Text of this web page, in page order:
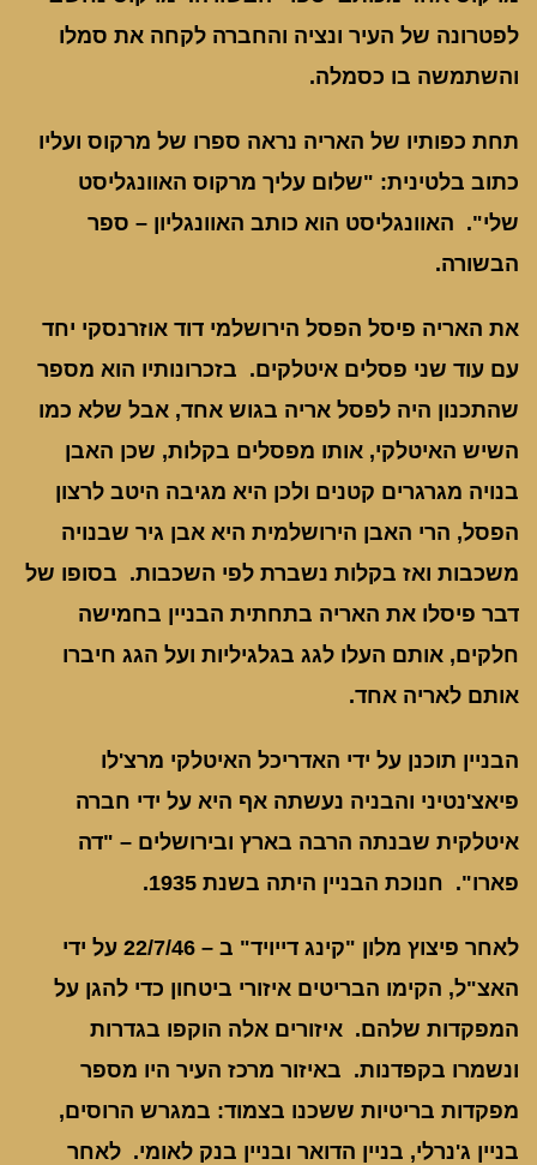
לפטרונה של העיר ונציה והחברה לקחה את סמלו
והשתמשה בו כסמלה.
תחת כפותיו של האריה נראה ספרו של מרקוס ועליו
כתוב בלטינית: "שלום עליך מרקוס האוונגליסט
שלי". האוונגליסט הוא כותב האוונגליון – ספר
הבשורה.
את האריה פיסל הפסל הירושלמי דוד אוזרנסקי יחד
עם עוד שני פסלים איטלקים. בזכרונותיו הוא מספר
שהתכנון היה לפסל אריה בגוש אחד, אבל שלא כמו
השיש האיטלקי, אותו מפסלים בקלות, שכן האבן
בנויה מגרגרים קטנים ולכן היא מגיבה היטב לרצון
הפסל, הרי האבן הירושלמית היא אבן גיר שבנויה
משכבות ואז בקלות נשברת לפי השכבות. בסופו של
דבר פיסלו את האריה בתחתית הבניין בחמישה
חלקים, אותם העלו לגג בגלגיליות ועל הגג חיברו
אותם לאריה אחד.
הבניין תוכנן על ידי האדריכל האיטלקי מרצ'לו
פיאצ'נטיני והבניה נעשתה אף היא על ידי חברה
איטלקית שבנתה הרבה בארץ ובירושלים – "דה
פארו". חנוכת הבניין היתה בשנת 1935.
לאחר פיצוץ מלון "קינג דייויד" ב – 22/7/46 על ידי
האצ"ל, הקימו הבריטים איזורי ביטחון כדי להגן על
המפקדות שלהם. איזורים אלה הוקפו בגדרות
ונשמרו בקפדנות. באיזור מרכז העיר היו מספר
מפקדות בריטיות ששכנו בצמוד: במגרש הרוסים,
בניין ג'נרלי, בניין הדואר ובניין בנק לאומי. לאחר